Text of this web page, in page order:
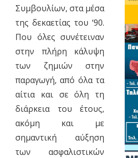
Συμβουλίων, στα μέσα
της δεκαετίας του ‘90.
Που όλες συνέτειναν
στην πλήρη κάλυψη
των ζημιών στην
παραγωγή, από όλα τα
αίτια και σε όλη τη
διάρκεια του έτους,
ακόμη και με
σημαντική αύξηση
των ασφαλιστικών